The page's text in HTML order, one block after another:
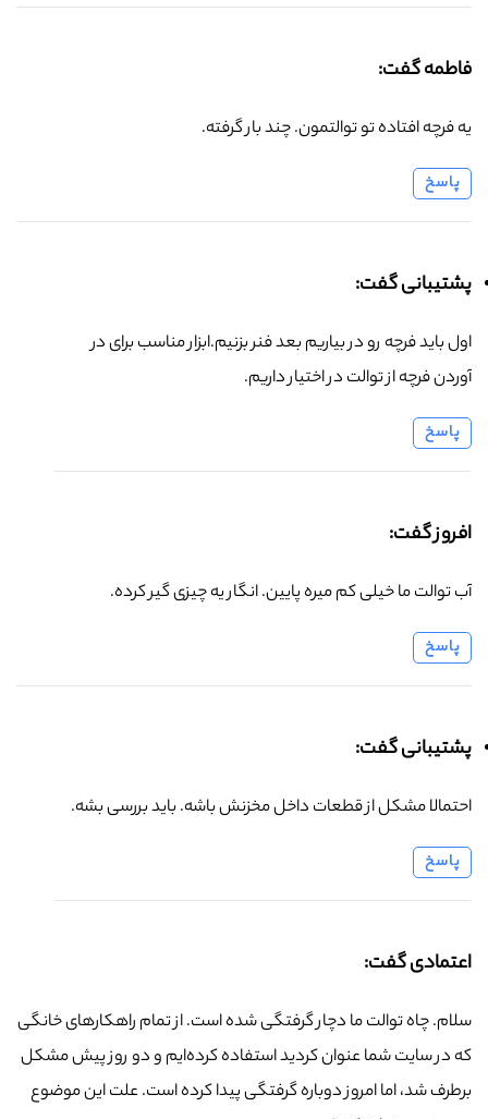
فاطمه گفت:
یه فرچه افتاده تو توالتمون. چند بار گرفته.
پاسخ
پشتیبانی گفت:
اول باید فرچه رو در بیاریم بعد فنر بزنیم.ابزار مناسب برای در
آوردن فرچه از توالت در اختیار داریم.
پاسخ
افروز گفت:
آب توالت ما خیلی کم میره پایین. انگار یه چیزی گیر کرده.
پاسخ
پشتیبانی گفت:
احتمالا مشکل از قطعات داخل مخزنش باشه. باید بررسی بشه.
پاسخ
اعتمادی گفت:
سلام. چاه توالت ما دچار گرفتگی شده است. از تمام راهکارهای خانگی
که در سایت شما عنوان کردید استفاده کرده‌ایم و دو روز پیش مشکل
برطرف شد، اما امروز دوباره گرفتگی پیدا کرده است. علت این موضوع